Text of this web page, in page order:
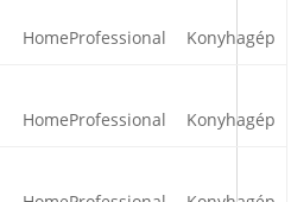
HomeProfessional Konyhagép
HomeProfessional Konyhagép